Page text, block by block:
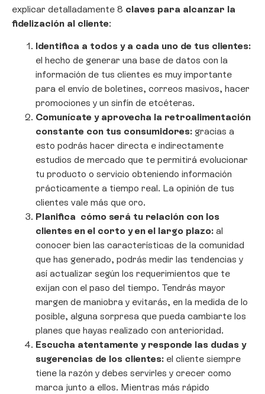
explicar detalladamente 8 claves para alcanzar la
fidelización al cliente:
Identifica a todos y a cada uno de tus clientes:
el hecho de generar una base de datos con la
información de tus clientes es muy importante
para el envío de boletines, correos masivos, hacer
promociones y un sinfín de etcéteras.
Comunícate y aprovecha la retroalimentación
constante con tus consumidores: gracias a
esto podrás hacer directa e indirectamente
estudios de mercado que te permitirá evolucionar
tu producto o servicio obteniendo información
prácticamente a tiempo real. La opinión de tus
clientes vale más que oro.
Planifica cómo será tu relación con los
clientes en el corto y en el largo plazo: al
conocer bien las características de la comunidad
que has generado, podrás medir las tendencias y
así actualizar según los requerimientos que te
exijan con el paso del tiempo. Tendrás mayor
margen de maniobra y evitarás, en la medida de lo
posible, alguna sorpresa que pueda cambiarte los
planes que hayas realizado con anterioridad.
Escucha atentamente y responde las dudas y
sugerencias de los clientes: el cliente siempre
tiene la razón y debes servirles y crecer como
marca junto a ellos. Mientras más rápido